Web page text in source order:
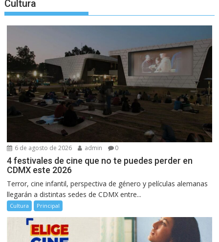
Cultura
6 de agosto de 2026 admin 0
4 festivales de cine que no te puedes perder en
CDMX este 2026
Terror, cine infantil, perspectiva de género y películas alemanas
llegarán a distintas sedes de CDMX entre...
Cultura Principal